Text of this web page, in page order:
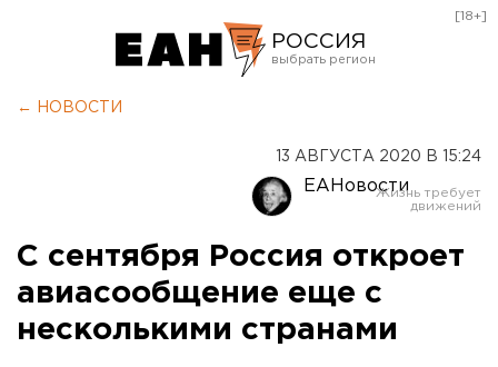
РОССИЯ
Оренбург
[18+]
← НОВОСТИ
13 АВГУСТА 2020 В 15:24
ЕАНовости
С сентября Россия откроет
авиасообщение еще с
несколькими странами